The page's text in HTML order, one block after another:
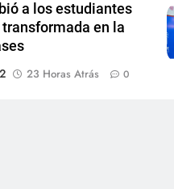
a los estudiantes
en la
23 Horas Atrás 0